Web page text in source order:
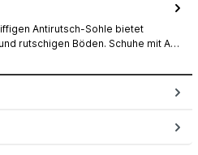
Antirutsch-Sohle bietet
rutschigen Böden. Schuhe mit A…